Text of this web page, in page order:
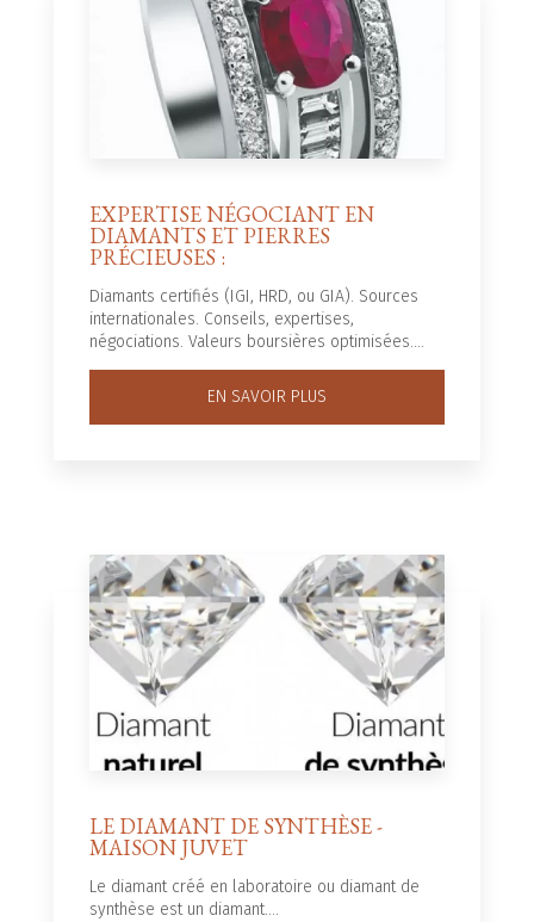
EXPERTISE NÉGOCIANT EN
DIAMANTS ET PIERRES
PRÉCIEUSES :
Diamants certifiés (IGI, HRD, ou GIA). Sources
internationales. Conseils, expertises,
négociations. Valeurs boursières optimisées....
EN SAVOIR PLUS
LE DIAMANT DE SYNTHÈSE -
MAISON JUVET
Le diamant créé en laboratoire ou diamant de
synthèse est un diamant....